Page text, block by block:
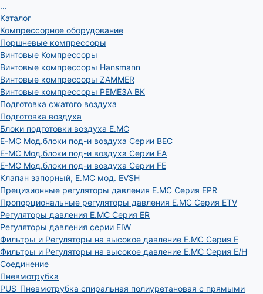
...
Каталог
Компрессорное оборудование
Поршневые компрессоры
Винтовые Компрессоры
Винтовые компрессоры Hansmann
Винтовые компрессоры ZAMMER
Винтовые компрессоры РЕМЕЗА ВК
Подготовка сжатого воздуха
Подготовка воздуха
Блоки подготовки воздуха E.MC
E-MC Мод.блоки под-и воздуха Серии BEC
E-MC Мод.блоки под-и воздуха Серии EA
E-MC Мод.блоки под-и воздуха Серии FE
Клапан запорный, E.MC мод. EVSH
Прецизионные регуляторы давления E.MC Серия EPR
Пропорциональные регуляторы давления E.MC Серия ETV
Регуляторы давления E.MC Серия ER
Регуляторы давления серии EIW
Фильтры и Регуляторы на высокое давление E.MC Серия E
Фильтры и Регуляторы на высокое давление E.MC Серия E/H
Соединение
Пневмотрубка
PUS_Пневмотрубка спиральная полиуретановая с прямыми